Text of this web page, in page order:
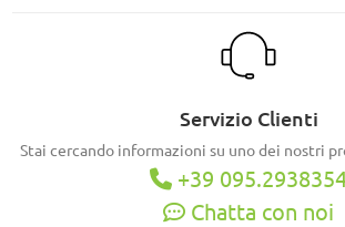
Servizio Clienti
Stai cercando informazioni su uno dei nostri
+39
Chatta con noi